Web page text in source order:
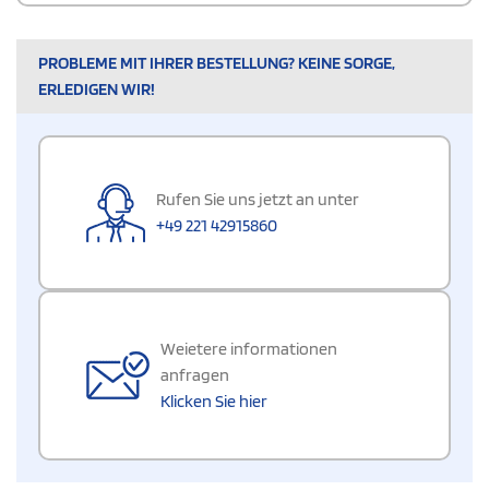
PROBLEME MIT IHRER BESTELLUNG? KEINE SORGE,
ERLEDIGEN WIR!
Rufen Sie uns jetzt an unter
+49 221 42915860
Weietere informationen
anfragen
Klicken Sie hier